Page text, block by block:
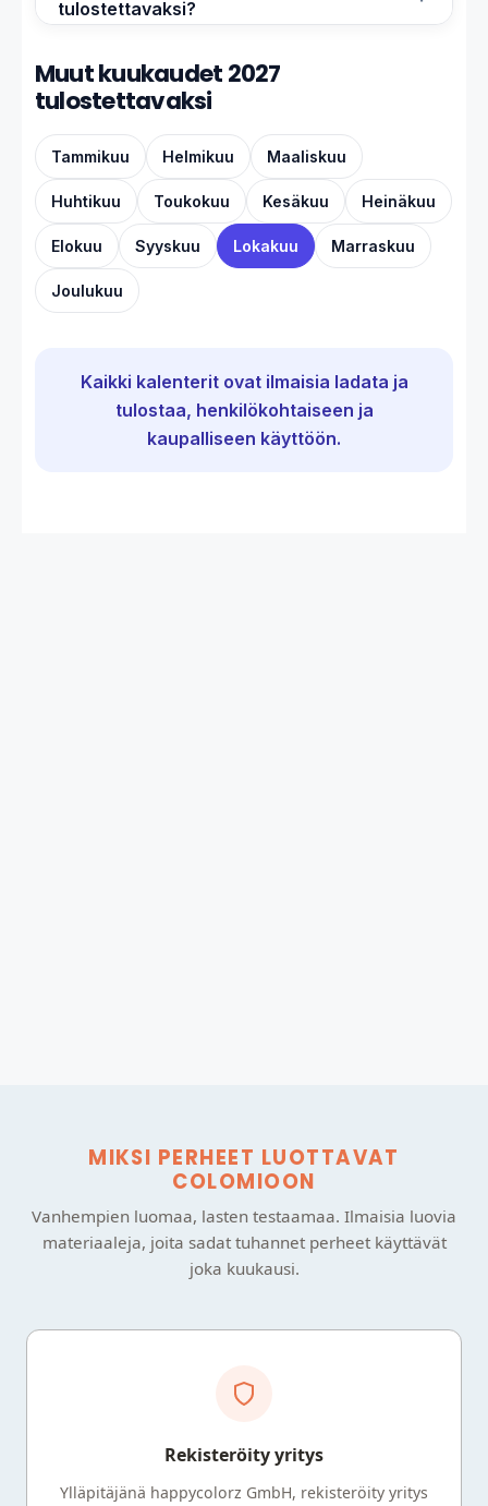
tulostettavaksi?
Muut kuukaudet 2027
tulostettavaksi
Tammikuu Helmikuu Maaliskuu
Huhtikuu Toukokuu Kesäkuu Heinäkuu
Elokuu Syyskuu Lokakuu Marraskuu
Joulukuu
Kaikki kalenterit ovat ilmaisia ladata ja
tulostaa, henkilökohtaiseen ja
kaupalliseen käyttöön.
MIKSI PERHEET LUOTTAVAT
COLOMIOON
Vanhempien luomaa, lasten testaamaa. Ilmaisia luovia
materiaaleja, joita sadat tuhannet perheet käyttävät
joka kuukausi.
Rekisteröity yritys
Ylläpitäjänä happycolorz GmbH, rekisteröity yritys